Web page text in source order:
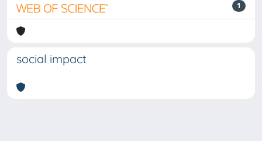
1
social impact